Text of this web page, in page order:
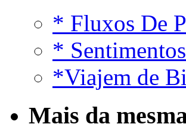
* Fluxos De
*
*Viajem de
Mais da